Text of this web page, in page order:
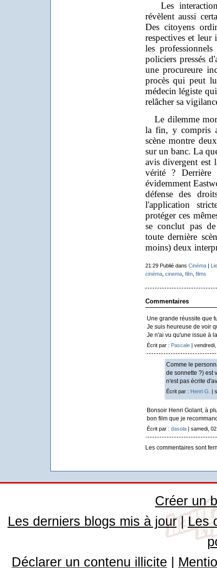
Les
révèlent aussi
Des citoyens
respectives et
les
policiers pressés
une procureure
procès qui peut
médecin légiste
relâcher sa
Le dilemme
la fin, y compris
scène montre
sur un banc. La
avis divergent est
vérité ? Derrière
évidemment
défense des
l'application
protéger ces
se conclut pas
toute dernière
moins) deux
21:29 Publié dans Cinéma|
cinéma, cinema, film, films
Commentaires
Une grande réussite que
Je suis heureuse de voir
Je n'ai vu qu'une issue à
Écrit par : Pascale| vendredi,
Comme le
de sonnette ?) est
n'est pas écrite
Écrit par : Henri G. |
Bonsoir Henri Golant, à
bon film que je
Écrit par : dasola| samedi, 02
Les commentaires sont
Créer un
Les derniers blogs mis à jour| Les
Déclarer un contenu illicite